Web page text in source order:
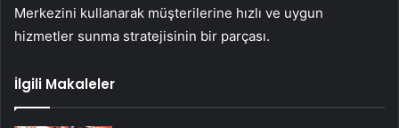
Merkezini kullanarak müşterilerine hızlı ve uygun
hizmetler sunma stratejisinin bir parçası.
İlgili Makaleler